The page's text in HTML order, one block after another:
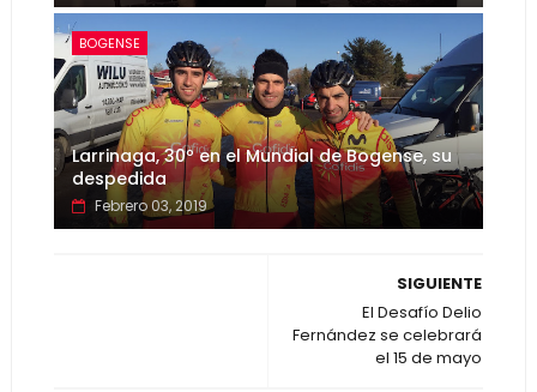
BOGENSE
Larrinaga, 30º en el Mundial de Bogense, su
despedida
Febrero 03, 2019
SIGUIENTE
El Desafío Delio
Fernández se celebrará
el 15 de mayo